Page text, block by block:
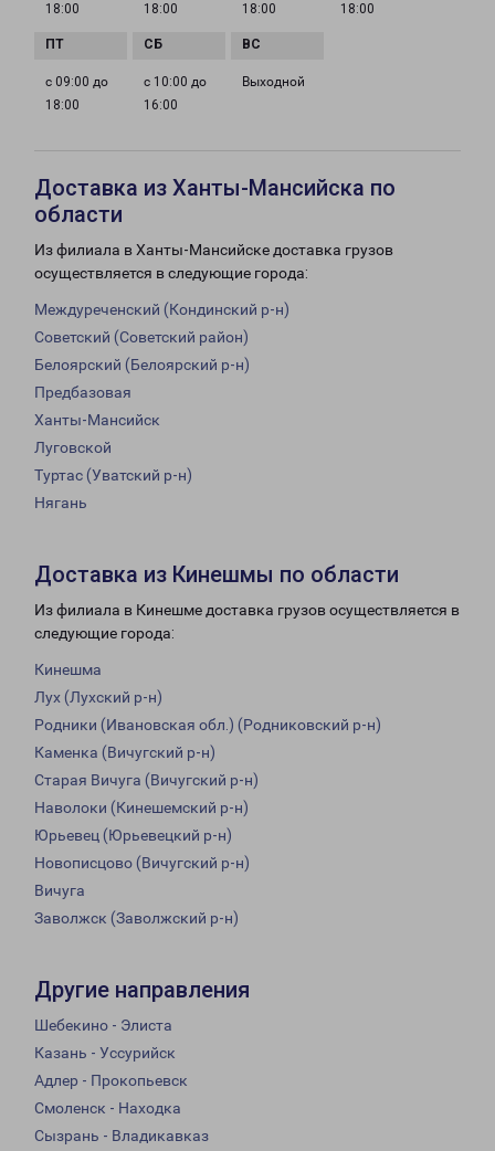
18:00
18:00
18:00
18:00
с 09:00 до
18:00
с 10:00 до
16:00
Выходной
Доставка из Ханты-Мансийска по
области
Из филиала в Ханты-Мансийске доставка грузов
осуществляется в следующие города:
Междуреченский (Кондинский р-н)
Советский (Советский район)
Белоярский (Белоярский р-н)
Предбазовая
Ханты-Мансийск
Луговской
Туртас (Уватский р-н)
Нягань
Доставка из Кинешмы по области
Из филиала в Кинешме доставка грузов осуществляется в
следующие города:
Кинешма
Лух (Лухский р-н)
Родники (Ивановская обл.) (Родниковский р-н)
Каменка (Вичугский р-н)
Старая Вичуга (Вичугский р-н)
Наволоки (Кинешемский р-н)
Юрьевец (Юрьевецкий р-н)
Новописцово (Вичугский р-н)
Вичуга
Заволжск (Заволжский р-н)
Другие направления
Шебекино - Элиста
Казань - Уссурийск
Адлер - Прокопьевск
Смоленск - Находка
Сызрань - Владикавказ